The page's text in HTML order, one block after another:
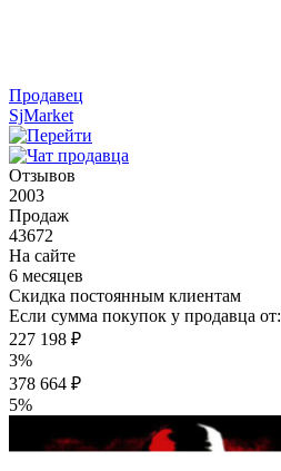
Продавец
SjMarket
Отзывов
2003
Продаж
43672
На сайте
6 месяцев
Скидка постоянным клиентам
Если сумма покупок у продавца от:
227 198 ₽
3%
378 664 ₽
5%